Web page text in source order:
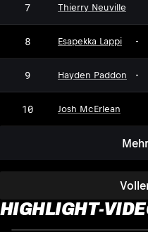
7 Thierry Neuville
8 Esapekka Lappi -
9 Hayden Paddon -
10 Josh McErlean
HIGHLIGHT-